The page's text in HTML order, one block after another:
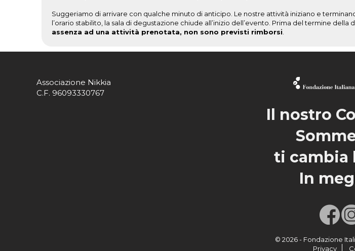
Suggeriamo di arrivare con qualche minuto di anticipo. Le nostre attività iniziano e
l’orario stabilito, la sala di degustazione chiude all’inizio dell’evento. Prima del termine
assenza ad una attività prenotata, non sono previsti rimborsi
Associazione Nikkia
C.F. 96093330767
Il nostro
ti cambia
In
© 2026 - Fondazione
Privacy